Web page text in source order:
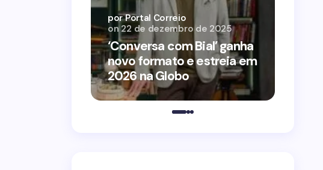
‘Conversa com Bial’ ganha
novo formato e estreia em
2026 na Globo
por Portal Correio
on 22 de dezembro de 2025